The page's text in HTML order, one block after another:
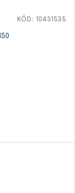
KÓD: 10431535